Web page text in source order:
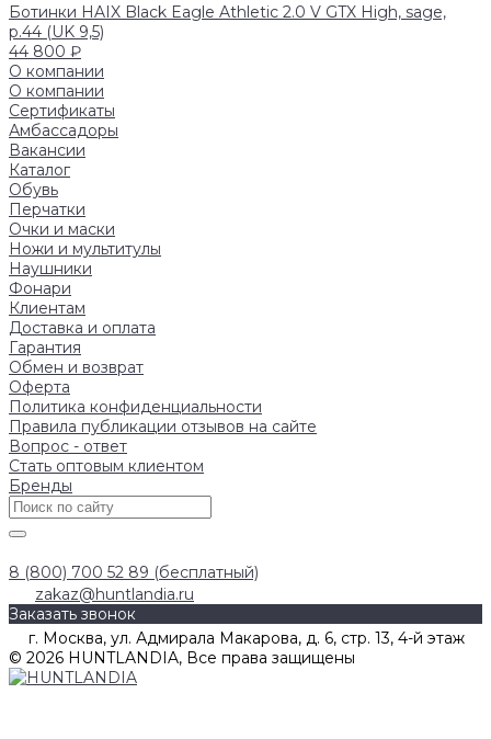
Ботинки HAIX Black Eagle Athletic 2.0 V GTX High, sage,
р.44 (UK 9,5)
44 800 ₽
О компании
О компании
Сертификаты
Амбассадоры
Вакансии
Каталог
Обувь
Перчатки
Очки и маски
Ножи и мультитулы
Наушники
Фонари
Клиентам
Доставка и оплата
Гарантия
Обмен и возврат
Оферта
Политика конфиденциальности
Правила публикации отзывов на сайте
Вопрос - ответ
Стать оптовым клиентом
Бренды
8 (800) 700 52 89 (бесплатный)
zakaz@huntlandia.ru
Заказать звонок
г. Москва, ул. Адмирала Макарова, д. 6, стр. 13, 4-й этаж
© 2026 HUNTLANDIA, Все права защищены